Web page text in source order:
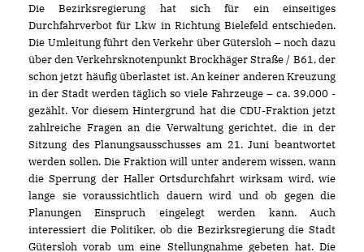
Die Bezirksregierung hat sich für ein einseitiges
Durchfahrverbot für Lkw in Richtung Bielefeld entschieden.
Die Umleitung führt den Verkehr über Gütersloh – noch dazu
über den Verkehrsknotenpunkt Brockhäger Straße / B61, der
schon jetzt häufig überlastet ist. An keiner anderen Kreuzung
in der Stadt werden täglich so viele Fahrzeuge – ca. 39.000 -
gezählt. Vor diesem Hintergrund hat die CDU-Fraktion jetzt
zahlreiche Fragen an die Verwaltung gerichtet, die in der
Sitzung des Planungsausschusses am 21. Juni beantwortet
werden sollen. Die Fraktion will unter anderem wissen, wann
die Sperrung der Haller Ortsdurchfahrt wirksam wird, wie
lange sie voraussichtlich dauern wird und ob gegen die
Planungen Einspruch eingelegt werden kann. Auch
interessiert die Politiker, ob die Bezirksregierung die Stadt
Gütersloh vorab um eine Stellungnahme gebeten hat. Die